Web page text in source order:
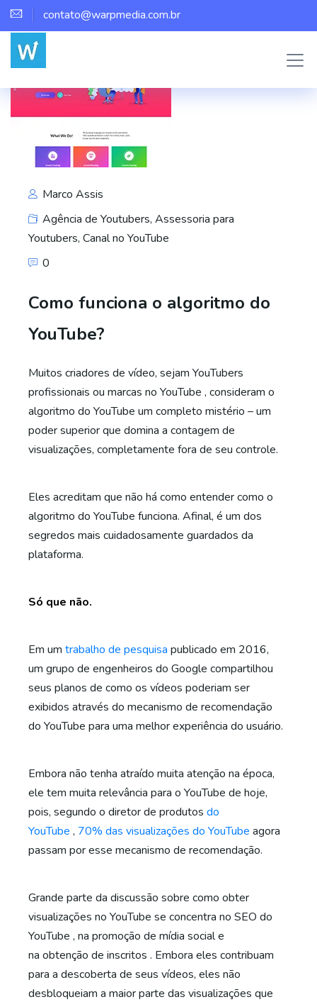
contato@warpmedia.com.br
Marco Assis
Agência de Youtubers, Assessoria para
Youtubers, Canal no YouTube
0
Como funciona o algoritmo do
YouTube?
Muitos criadores de vídeo, sejam YouTubers
profissionais ou marcas no YouTube , consideram o
algoritmo do YouTube um completo mistério – um
poder superior que domina a contagem de
visualizações, completamente fora de seu controle.
Eles acreditam que não há como entender como o
algoritmo do YouTube funciona. Afinal, é um dos
segredos mais cuidadosamente guardados da
plataforma.
Só que não.
Em um trabalho de pesquisa publicado em 2016,
um grupo de engenheiros do Google compartilhou
seus planos de como os vídeos poderiam ser
exibidos através do mecanismo de recomendação
do YouTube para uma melhor experiência do usuário.
Embora não tenha atraído muita atenção na época,
ele tem muita relevância para o YouTube de hoje,
pois, segundo o diretor de produtos do
YouTube , 70% das visualizações do YouTube agora
passam por esse mecanismo de recomendação.
Grande parte da discussão sobre como obter
visualizações no YouTube se concentra no SEO do
YouTube , na promoção de mídia social e
na obtenção de inscritos . Embora eles contribuam
para a descoberta de seus vídeos, eles não
desbloqueiam a maior parte das visualizações que